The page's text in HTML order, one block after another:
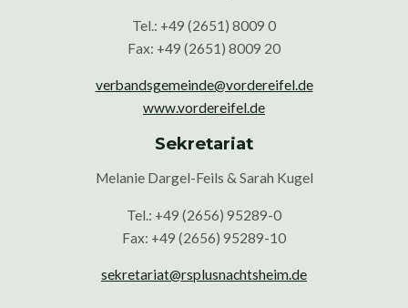
Tel.: +49 (2651) 8009 0
Fax: +49 (2651) 8009 20
verbandsgemeinde@vordereifel.de
www.vordereifel.de
Sekretariat
Melanie Dargel-Feils & Sarah Kugel
Tel.: +49 (2656) 95289-0
Fax: +49 (2656) 95289-10
sekretariat@rsplusnachtsheim.de